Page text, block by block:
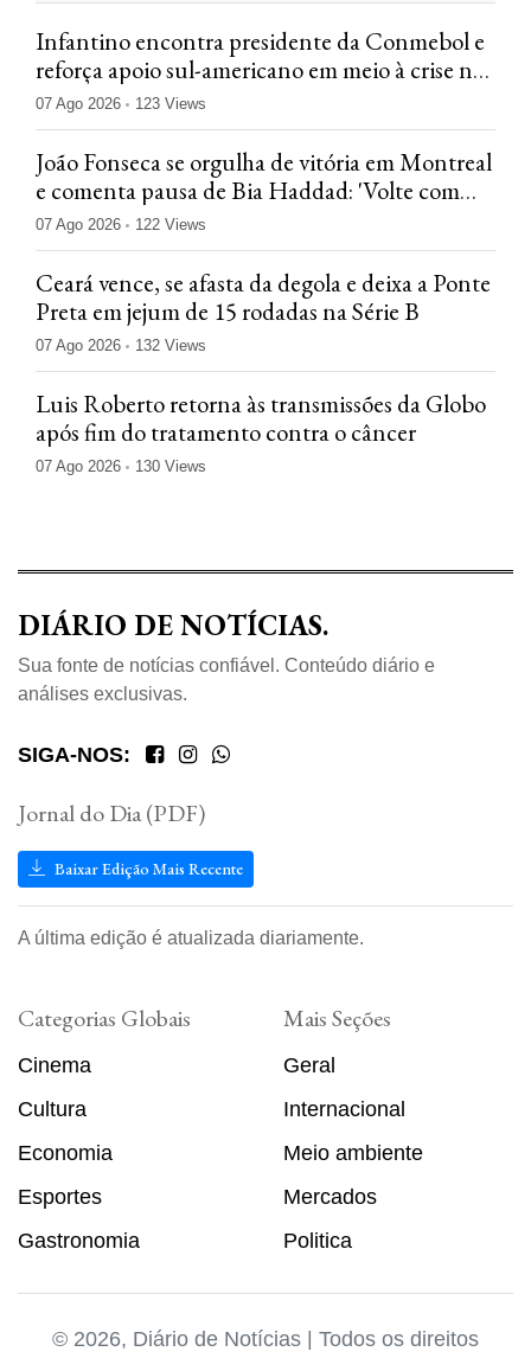
Infantino encontra presidente da Conmebol e
reforça apoio sul-americano em meio à crise na
Fifa
07 Ago 2026 123 Views
João Fonseca se orgulha de vitória em Montreal
e comenta pausa de Bia Haddad: 'Volte com
tudo'
07 Ago 2026 122 Views
Ceará vence, se afasta da degola e deixa a Ponte
Preta em jejum de 15 rodadas na Série B
07 Ago 2026 132 Views
Luis Roberto retorna às transmissões da Globo
após fim do tratamento contra o câncer
07 Ago 2026 130 Views
DIÁRIO DE NOTÍCIAS.
Sua fonte de notícias confiável. Conteúdo diário e
análises exclusivas.
SIGA-NOS:
Jornal do Dia (PDF)
Baixar Edição Mais Recente
A última edição é atualizada diariamente.
Categorias Globais
Cinema
Cultura
Economia
Esportes
Gastronomia
Mais Seções
Geral
Internacional
Meio ambiente
Mercados
Politica
© 2026, Diário de Notícias | Todos os direitos